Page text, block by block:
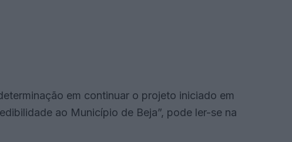
em continuar o projeto iniciado em
ao Município de Beja”, pode ler-se na